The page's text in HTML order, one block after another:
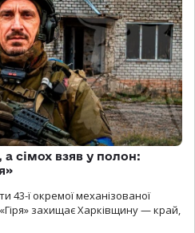
сімох взяв у полон:
43-ї окремої механізованої
захищає Харківщину — край,